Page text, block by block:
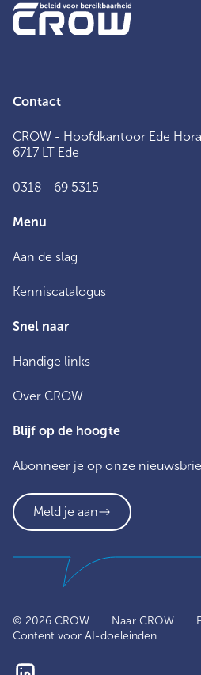
Contact
CROW - Hoofdkantoor Ede
6717 LT Ede
0318 - 69 5315
Menu
Aan de slag
Kenniscatalogus
Snel naar
Handige links
Over CROW
Blijf op de hoogte
Abonneer je op onze
Meld je aan
© 2026 CROW Naar CROW
Content voor AI-doeleinden